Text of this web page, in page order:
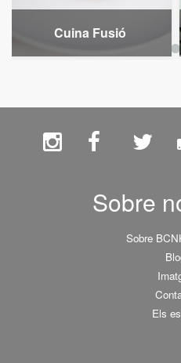
Cuina Fusió
Sobre
Sobre
Els